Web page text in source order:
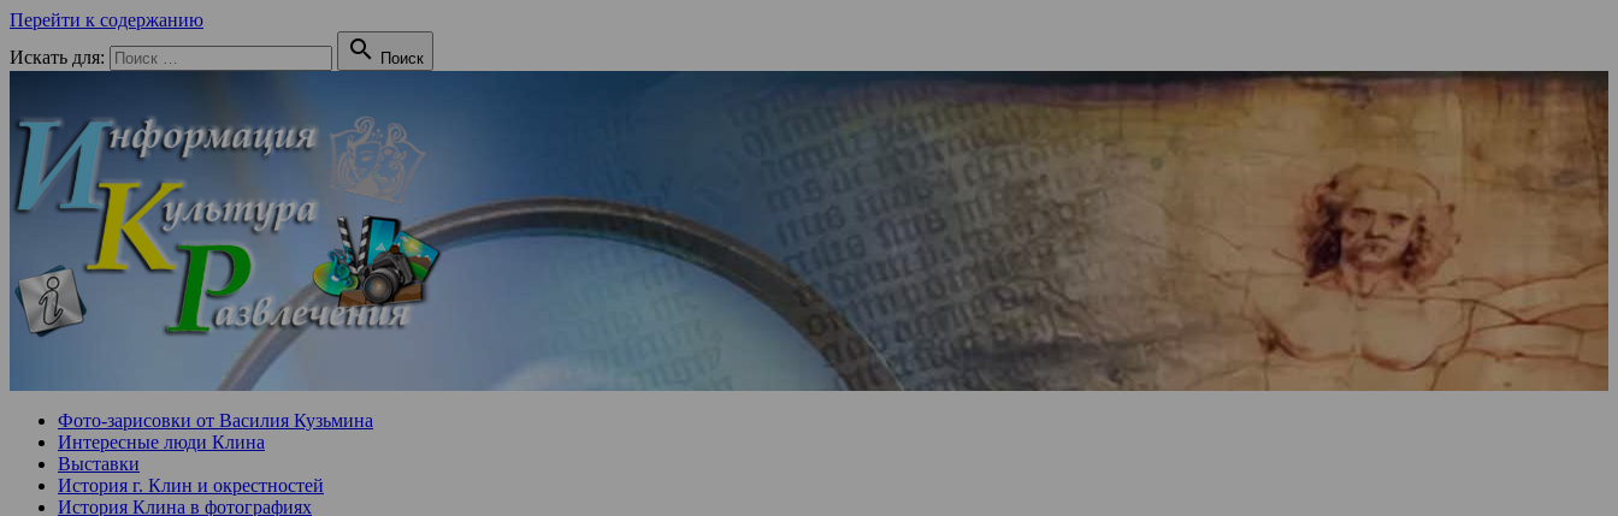
Перейти к содержанию
Искать для:
 Поиск
Фото-зарисовки от Василия Кузьмина
Интересные люди Клина
Выставки
История г. Клин и окрестностей
История Клина в фотографиях